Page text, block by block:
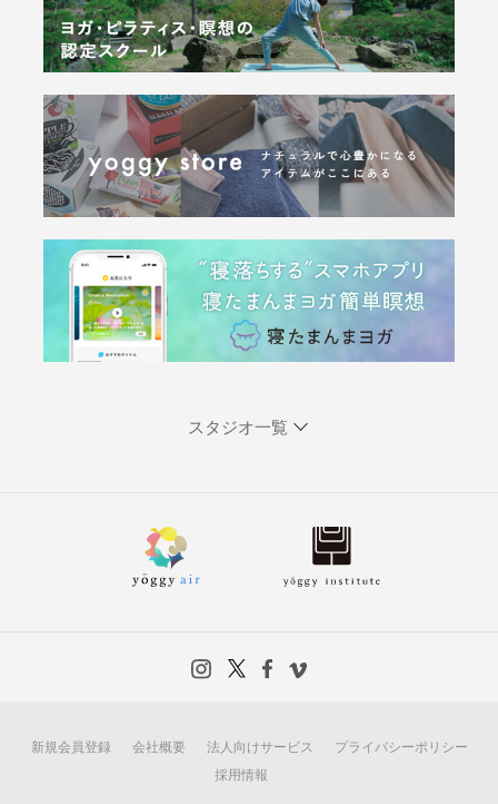
スタジオ一覧
新規会員登録 会社概要 法人向けサービス
プライバシーポリシー
採用情報